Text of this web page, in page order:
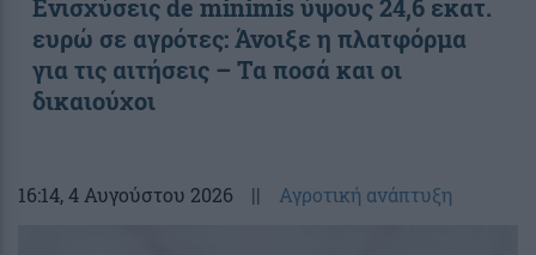
Ενισχύσεις de minimis ύψους 24,6 εκατ.
ευρώ σε αγρότες: Άνοιξε η πλατφόρμα
για τις αιτήσεις – Τα ποσά και οι
δικαιούχοι
16:14, 4 Αυγούστου 2026 || Αγροτική ανάπτυξη